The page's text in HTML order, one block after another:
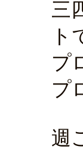
三
ト
プ
プ
週